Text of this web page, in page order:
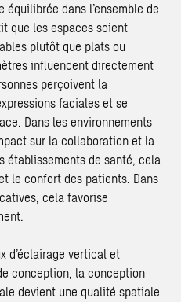
équilibrée dans l’ensemble de
que les espaces soient
plutôt que plats ou
influencent directement
perçoivent la
faciales et se
Dans les environnements
sur la collaboration et la
établissements de santé, cela
le confort des patients. Dans
cela favorise
d’éclairage vertical et
conception, la conception
devient une qualité spatiale